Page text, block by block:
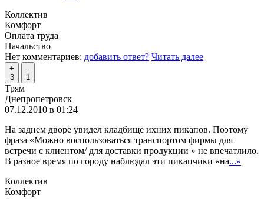
Коллектив
Комфорт
Оплата труда
Начальство
Нет комментариев: добавить ответ? Читать далее
+
3
-
1
Трям
Днепропетровск
07.12.2010 в 01:24
На заднем дворе увидел кладбище ихних пикапов. Поэтому
фраза «Можно воспользоваться транспортом фирмы для
встречи с клиентом/ для доставки продукции » не впечатлило.
В разное время по городу наблюдал эти пикапчики «на...»
Коллектив
Комфорт